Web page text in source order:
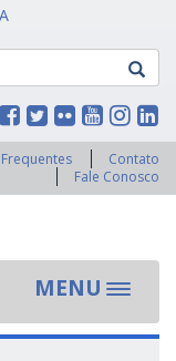
Contato
Fale Conosco
MENU
Toggle